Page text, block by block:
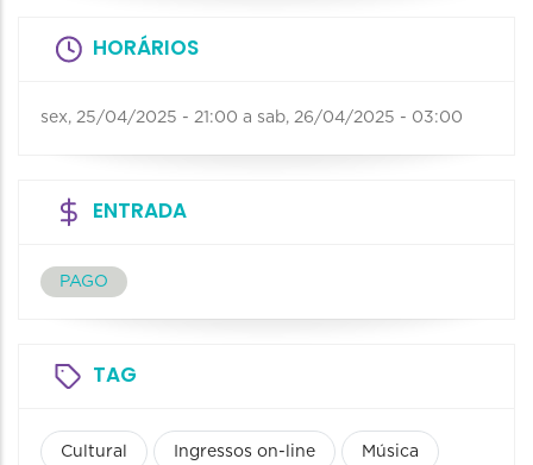
HORÁRIOS
sex, 25/04/2025 - 21:00 a sab, 26/04/2025 - 03:00
ENTRADA
PAGO
TAG
Cultural Ingressos on-line Música